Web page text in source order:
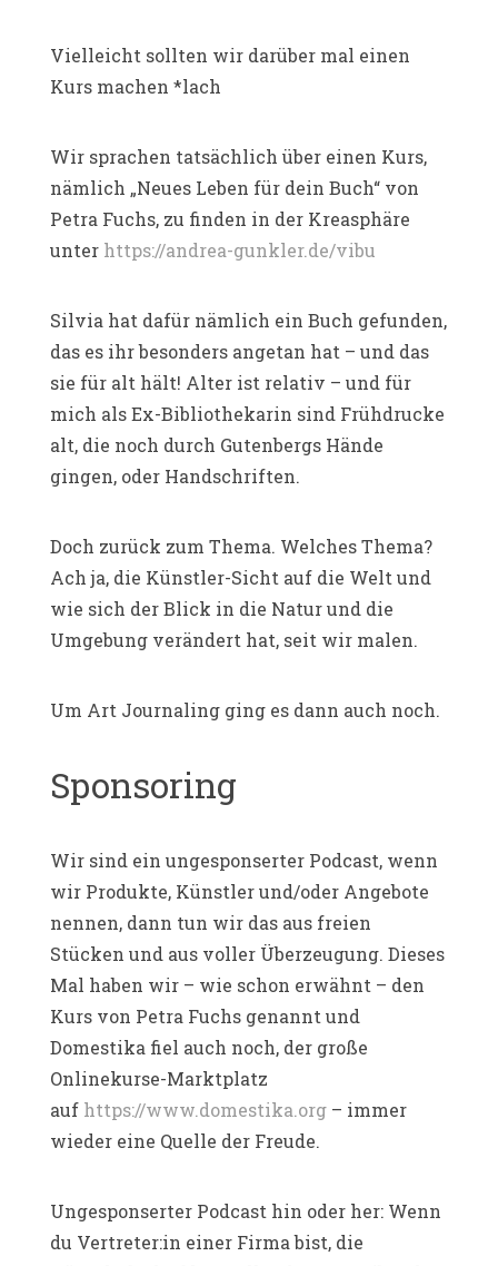
Vielleicht sollten wir darüber mal einen
Kurs machen *lach
Wir sprachen tatsächlich über einen Kurs,
nämlich „Neues Leben für dein Buch“ von
Petra Fuchs, zu finden in der Kreasphäre
unter https://andrea-gunkler.de/vibu
Silvia hat dafür nämlich ein Buch gefunden,
das es ihr besonders angetan hat – und das
sie für alt hält! Alter ist relativ – und für
mich als Ex-Bibliothekarin sind Frühdrucke
alt, die noch durch Gutenbergs Hände
gingen, oder Handschriften.
Doch zurück zum Thema. Welches Thema?
Ach ja, die Künstler-Sicht auf die Welt und
wie sich der Blick in die Natur und die
Umgebung verändert hat, seit wir malen.
Um Art Journaling ging es dann auch noch.
Sponsoring
Wir sind ein ungesponserter Podcast, wenn
wir Produkte, Künstler und/oder Angebote
nennen, dann tun wir das aus freien
Stücken und aus voller Überzeugung. Dieses
Mal haben wir – wie schon erwähnt – den
Kurs von Petra Fuchs genannt und
Domestika fiel auch noch, der große
Onlinekurse-Marktplatz
auf https://www.domestika.org – immer
wieder eine Quelle der Freude.
Ungesponserter Podcast hin oder her: Wenn
du Vertreter:in einer Firma bist, die